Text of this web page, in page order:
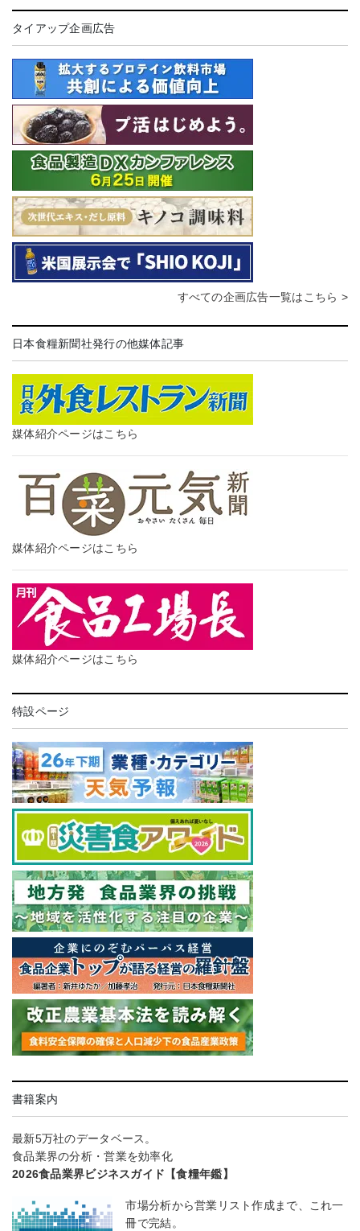
タイアップ企画広告
すべての企画広告一覧はこちら >
日本食糧新聞社発行の他媒体記事
媒体紹介ページはこちら
媒体紹介ページはこちら
媒体紹介ページはこちら
特設ページ
書籍案内
最新5万社のデータベース。
食品業界の分析・営業を効率化
2026食品業界ビジネスガイド【食糧年鑑】
市場分析から営業リスト作成まで、これ一
冊で完結。